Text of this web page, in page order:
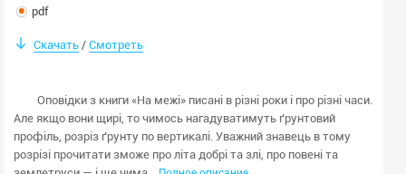
pdf
Скачать /Смотреть
Оповідки з книги «На межі» писані в різні роки і про різні часи.
Але якщо вони щирі, то чимось нагадуватимуть ґрунтовий
профіль, розріз ґрунту по вертикалі. Уважний знавець в тому
розрізі прочитати зможе про літа добрі та злі, про повені та